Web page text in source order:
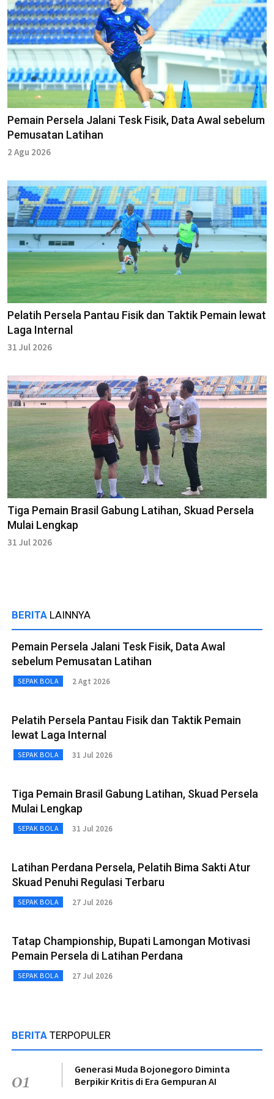
Pemain Persela Jalani Tesk Fisik, Data Awal sebelum
Pemusatan Latihan
2 Agu 2026
Pelatih Persela Pantau Fisik dan Taktik Pemain lewat
Laga Internal
31 Jul 2026
Tiga Pemain Brasil Gabung Latihan, Skuad Persela
Mulai Lengkap
31 Jul 2026
BERITA LAINNYA
Pemain Persela Jalani Tesk Fisik, Data Awal
sebelum Pemusatan Latihan
SEPAK BOLA 2 Agt 2026
Pelatih Persela Pantau Fisik dan Taktik Pemain
lewat Laga Internal
SEPAK BOLA 31 Jul 2026
Tiga Pemain Brasil Gabung Latihan, Skuad Persela
Mulai Lengkap
SEPAK BOLA 31 Jul 2026
Latihan Perdana Persela, Pelatih Bima Sakti Atur
Skuad Penuhi Regulasi Terbaru
SEPAK BOLA 27 Jul 2026
Tatap Championship, Bupati Lamongan Motivasi
Pemain Persela di Latihan Perdana
SEPAK BOLA 27 Jul 2026
BERITA TERPOPULER
01
Generasi Muda Bojonegoro Diminta
Berpikir Kritis di Era Gempuran AI